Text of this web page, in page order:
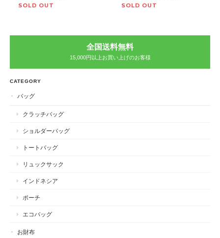
SOLD OUT SOLD OUT
全国送料無料
15,000円以上お買い上げのお客様
CATEGORY
バッグ
クラッチバッグ
ショルダーバッグ
トートバッグ
リュックサック
インドネシア
ポーチ
エコバッグ
お財布